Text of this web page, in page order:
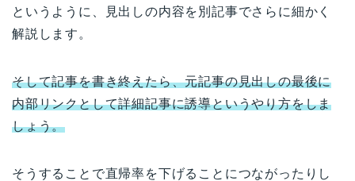
というように、見出しの内容を別記事でさらに細かく
解説します。
そして記事を書き終えたら、元記事の見出しの最後に
内部リンクとして詳細記事に誘導というやり方をしま
しょう。
そうすることで直帰率を下げることにつながったりし